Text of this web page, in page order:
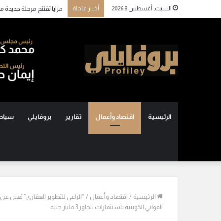
السبت, أغسطس 8 2026 أخبار عاجلة
الرئيسية اقتصاد وأعمال تقارير بروفايلي
الرئيسية / اقتصاد وأعمال /
المواني الكويتية باستثمارات تتجاوز 3 مليار جنيه